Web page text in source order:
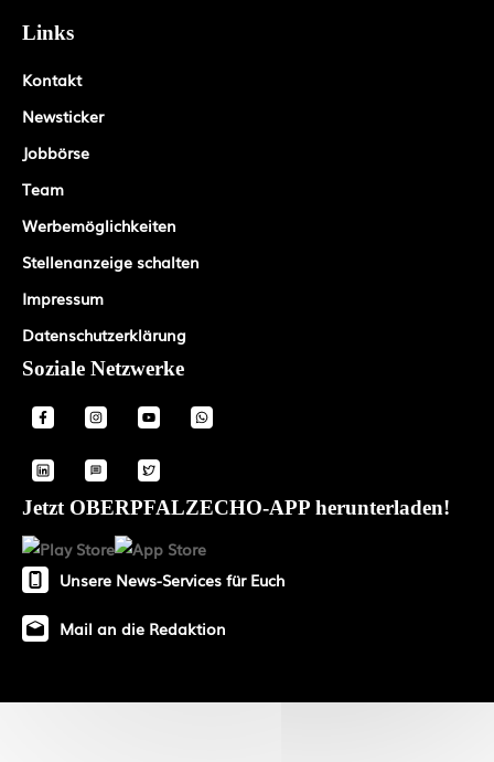
Links
Kontakt
Newsticker
Jobbörse
Team
Werbemöglichkeiten
Stellenanzeige schalten
Impressum
Datenschutzerklärung
Soziale Netzwerke
Jetzt OBERPFALZECHO-APP herunterladen!
Unsere News-Services für Euch
Mail an die Redaktion